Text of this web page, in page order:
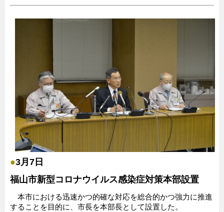
●3月7日
福山市新型コロナウイルス感染症対策本部設置
本市における迅速かつ的確な対応を総合的かつ強力に推進
することを目的に、市長を本部長として設置した。